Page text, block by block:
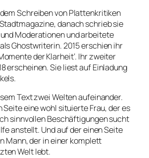
Schreiben von Plattenkritiken
danach schrieb sie
Moderationen und arbeitete
Ghostwriterin. 2015 erschien ihr
der Klarheit‘. Ihr zweiter
erscheinen. Sie liest auf Einladung
Text zwei Welten aufeinander.
Seite eine wohl situierte Frau, der es
sinnvollen Beschäftigungen sucht
anstellt. Und auf der einen Seite
Mann, der in einer komplett
Welt lebt.